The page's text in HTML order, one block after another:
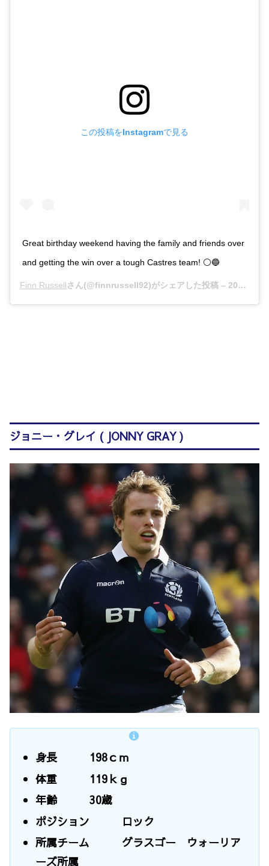
この投稿をInstagramで見る
Great birthday weekend having the family and friends over
and getting the win over a tough Castres team! ⚪️🔵
Finn Russellさん(@finnrussell92)がシェアした投稿 – 2018年 9月月24日午前11時23分PDT
ジョニー・グレイ ( JONNY GRAY )
身長 198ｃｍ
体重 119ｋｇ
年齢 30歳
ポジション ロック
所属チーム グラスゴー ウォーリア
ーズ所属